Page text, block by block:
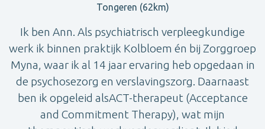
Tongeren (62km)
Ik ben Ann. Als psychiatrisch verpleegkundige
werk ik binnen praktijk Kolbloem én bij Zorggroep
Myna, waar ik al 14 jaar ervaring heb opgedaan in
de psychosezorg en verslavingszorg. Daarnaast
ben ik opgeleid alsACT-therapeut (Acceptance
and Commitment Therapy), wat mijn